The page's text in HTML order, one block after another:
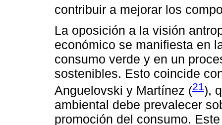
contribuir a mejorar los
La oposición a la visión
económico se manifiesta en
consumo verde y en un
sostenibles. Esto coincide
Anguelovski y Martínez (21),
ambiental debe prevalecer
promoción del consumo.